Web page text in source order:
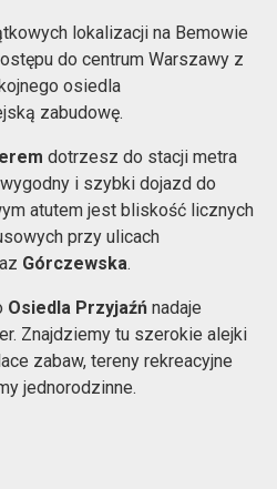
lokalizacji na Bemowie
do centrum Warszawy z
osiedla
zabudowę.
dotrzesz do stacji metra
i szybki dojazd do
atutem jest bliskość licznych
przy ulicach
Górczewska.
Osiedla Przyjaźń nadaje
Znajdziemy tu szerokie alejki
zabaw, tereny rekreacyjne
jednorodzinne.